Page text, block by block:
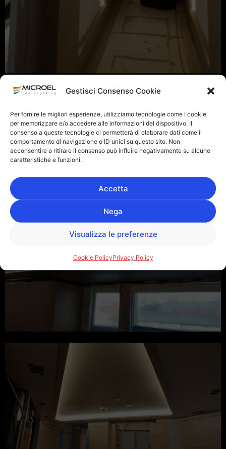
Gestisci Consenso Cookie
Per fornire le migliori esperienze, utilizziamo tecnologie come i cookie
per memorizzare e/o accedere alle informazioni del dispositivo. Il
consenso a queste tecnologie ci permetterà di elaborare dati come il
comportamento di navigazione o ID unici su questo sito. Non
acconsentire o ritirare il consenso può influire negativamente su alcune
caratteristiche e funzioni.
Accetta
Nega
Visualizza le preferenze
Cookie PolicyPrivacy Policy